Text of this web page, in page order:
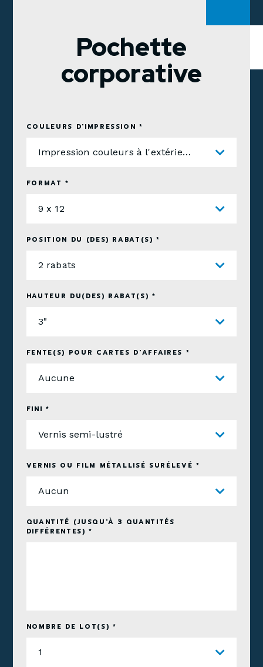
Pochette
corporative
COULEURS D'IMPRESSION *
Impression couleurs à l'extérieur et à l'intérieur
FORMAT *
9 x 12
POSITION DU (DES) RABAT(S) *
2 rabats
HAUTEUR DU(DES) RABAT(S) *
3"
FENTE(S) POUR CARTES D'AFFAIRES *
Aucune
FINI *
Vernis semi-lustré
VERNIS OU FILM MÉTALLISÉ SURÉLEVÉ *
Aucun
QUANTITÉ (JUSQU'À 3 QUANTITÉS
DIFFÉRENTES) *
NOMBRE DE LOT(S) *
1